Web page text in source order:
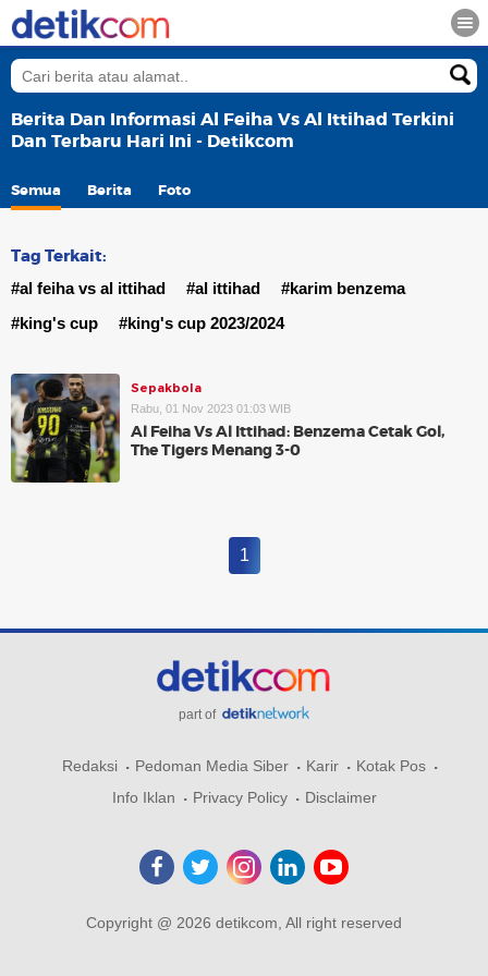
Berita Dan Informasi Al Feiha Vs Al Ittihad Terkini
Dan Terbaru Hari Ini - Detikcom
Semua Berita Foto
Tag Terkait:
#al feiha vs al ittihad #al ittihad
#karim benzema
#king's cup
#king's cup 2023/2024
Sepakbola
Rabu, 01 Nov 2023 01:03 WIB
Al Feiha Vs Al Ittihad: Benzema Cetak Gol,
The Tigers Menang 3-0
1
part of
Redaksi Pedoman Media Siber Karir
Kotak Pos
Info Iklan
Privacy Policy Disclaimer
Copyright @ 2026 detikcom, All right reserved